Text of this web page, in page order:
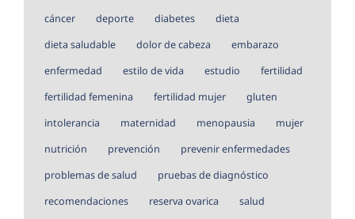
cáncer
deporte diabetes
dieta
dieta saludable
dolor de cabeza
embarazo
enfermedad
estilo de vida estudio
fertilidad
fertilidad femenina
fertilidad mujer
gluten
intolerancia
maternidad menopausia
mujer
nutrición
prevención
prevenir enfermedades
problemas de salud
pruebas de diagnóstico
recomendaciones
reserva ovarica
salud